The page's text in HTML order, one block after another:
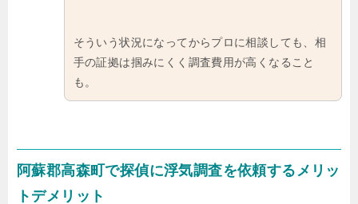
そういう状況になってからプロに相談しても、相
手の証拠は掴みにくく調査費用が高くなること
も。
阿蘇郡高森町で探偵に浮気調査を依頼するメリッ
トデメリット